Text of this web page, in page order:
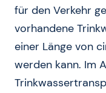
für den Verkehr
vorhandene
einer Länge von
werden kann. Im